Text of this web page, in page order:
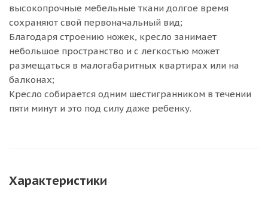
высокопрочные мебельные ткани долгое время
сохраняют свой первоначальный вид;
Благодаря строению ножек, кресло занимает
небольшое пространство и с легкостью может
размещаться в малогабаритных квартирах или на
балконах;
Кресло собирается одним шестигранником в течении
пяти минут и это под силу даже ребенку.
Характеристики